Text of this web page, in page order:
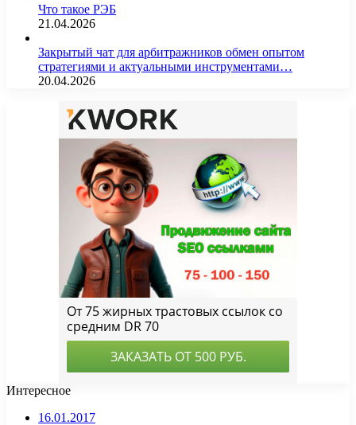
Что такое РЭБ
21.04.2026
Закрытый чат для арбитражников обмен опытом
стратегиями и актуальными инструментами…
20.04.2026
Интересное
16.01.2017